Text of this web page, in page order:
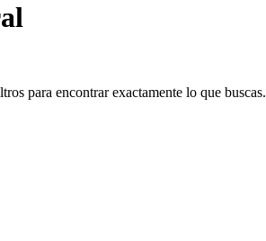
para encontrar exactamente lo que buscas.